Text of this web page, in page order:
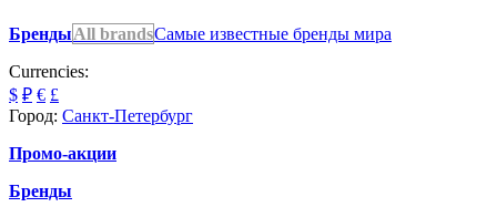
БрендыAll brandsСамые известные бренды мира
Currencies:
$ ₽ € £
Город: Санкт-Петербург
Промо-акции
Бренды